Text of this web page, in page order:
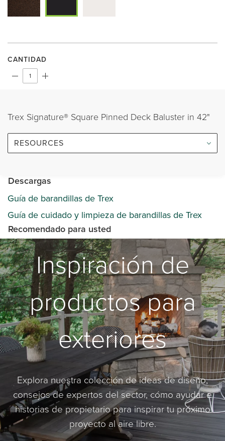
CANTIDAD
Trex Signature® Square Pinned Deck Baluster in 42"
RESOURCES
Descargas
Guía de barandillas de Trex
Guía de cuidado y limpieza de barandillas de Trex
Recomendado para usted
Inspiración de
productos para
exteriores
Explora nuestra colección de ideas de diseño,
consejos de expertos del sector, cómo ayudar e
historias de propietario para inspirar tu próximo
proyecto al aire libre.